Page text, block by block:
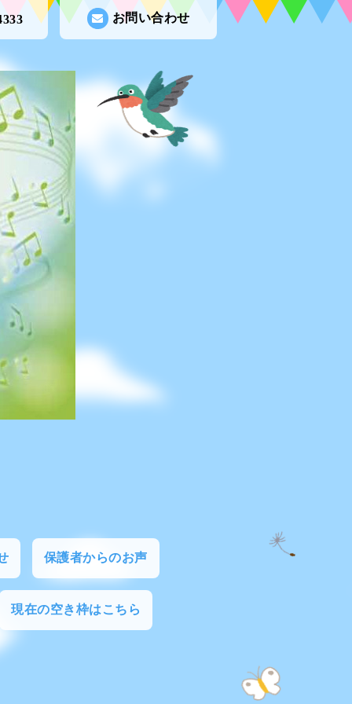
お問い合わせ
保護者からのお声
現在の空き枠はこちら